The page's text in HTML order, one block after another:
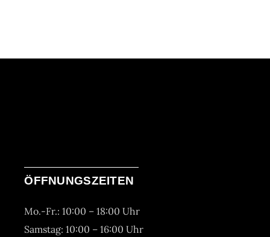
ÖFFNUNGSZEITEN
Mo.-Fr.: 10:00 – 18:00 Uhr
Samstag: 10:00 – 16:00 Uhr